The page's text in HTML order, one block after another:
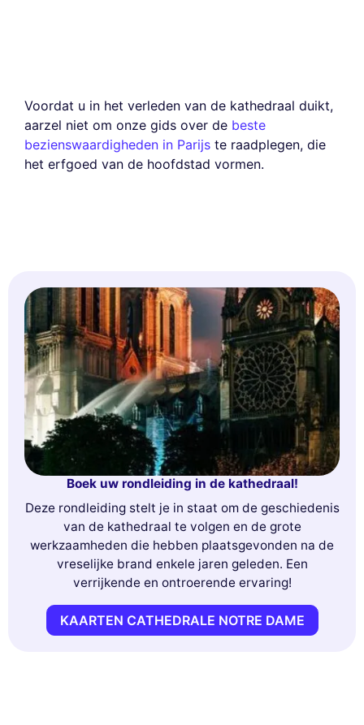
Voordat u in het verleden van de kathedraal duikt,
aarzel niet om onze gids over de beste
bezienswaardigheden in Parijs te raadplegen, die
het erfgoed van de hoofdstad vormen.
Boek uw rondleiding in de kathedraal!
Deze rondleiding stelt je in staat om de geschiedenis
van de kathedraal te volgen en de grote
werkzaamheden die hebben plaatsgevonden na de
vreselijke brand enkele jaren geleden. Een
verrijkende en ontroerende ervaring!
KAARTEN CATHEDRALE NOTRE DAME